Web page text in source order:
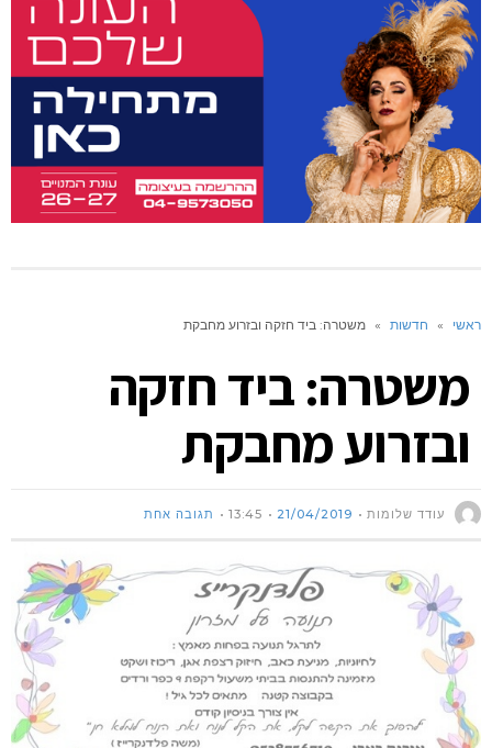
ראשי » חדשות » משטרה: ביד חזקה ובזרוע מחבקת
משטרה: ביד חזקה
ובזרוע מחבקת
עודד שלומות 21/04/2019
13:45 תגובה אחת